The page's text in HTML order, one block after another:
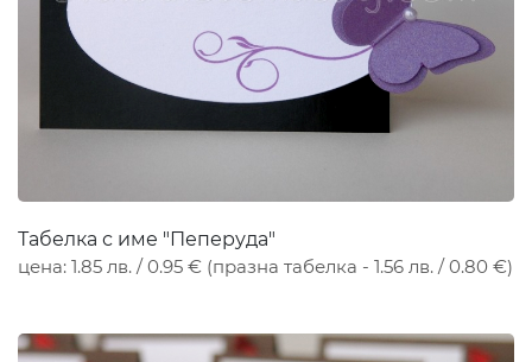
Табелка с име "Пеперуда"
цена: 1.85 лв. / 0.95 € (празна табелка - 1.56 лв. / 0.80 €)